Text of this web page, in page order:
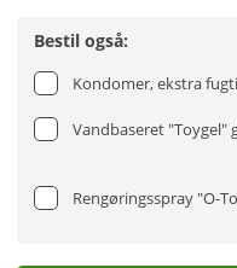
Bestil også:
Kondomer, ekstra
Vandbaseret "Toygel"
Rengøringsspray "O-